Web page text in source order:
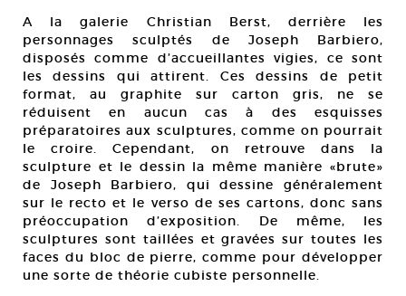
A la galerie Christian Berst, derrière les
personnages sculptés de Joseph Barbiero,
disposés comme d’accueillantes vigies, ce sont
les dessins qui attirent. Ces dessins de petit
format, au graphite sur carton gris, ne se
réduisent en aucun cas à des esquisses
préparatoires aux sculptures, comme on pourrait
le croire. Cependant, on retrouve dans la
sculpture et le dessin la même manière «brute»
de Joseph Barbiero, qui dessine généralement
sur le recto et le verso de ses cartons, donc sans
préoccupation d’exposition. De même, les
sculptures sont taillées et gravées sur toutes les
faces du bloc de pierre, comme pour développer
une sorte de théorie cubiste personnelle.